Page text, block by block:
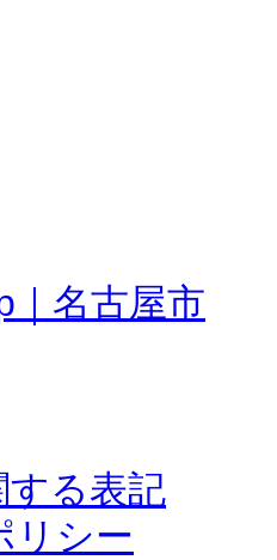
｜名古屋市
する表記
リシー